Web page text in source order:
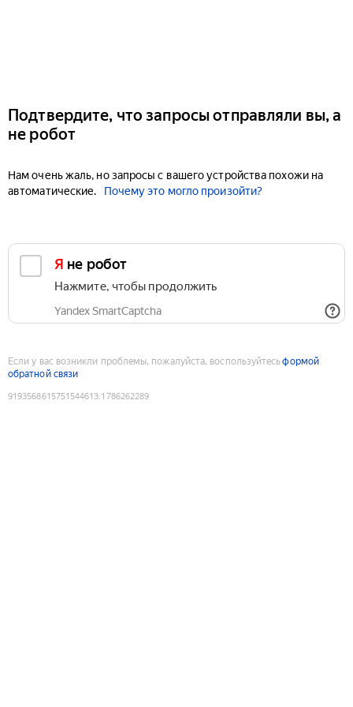
Подтвердите, что запросы отправляли вы, а
не робот
Нам очень жаль, но запросы с вашего устройства похожи на
автоматические.
Почему это могло произойти?
Я не робот
Нажмите, чтобы продолжить
Yandex SmartCaptcha
Если у вас возникли проблемы, пожалуйста, воспользуйтесьформой
обратной связи
9193568615751544613:1786262289